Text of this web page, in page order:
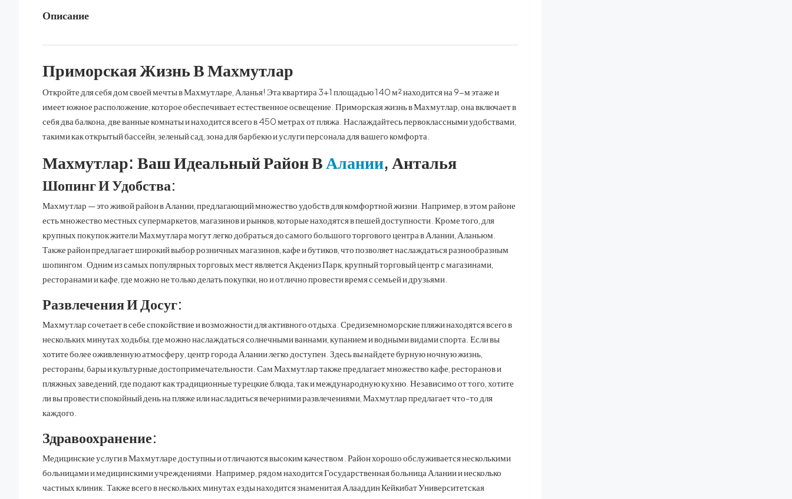
Описание
Приморская Жизнь В Махмутлар
Откройте для себя дом своей мечты в Махмутларе, Аланья! Эта квартира 3+1 площадью 140 м² находится на 9-м этаже и
имеет южное расположение, которое обеспечивает естественное освещение. Приморская жизнь в Махмутлар, она включает в
себя два балкона, две ванные комнаты и находится всего в 450 метрах от пляжа. Наслаждайтесь первоклассными удобствами,
такими как открытый бассейн, зеленый сад, зона для барбекю и услуги персонала для вашего комфорта.
Махмутлар: Ваш Идеальный Район В Алании, Анталья
Шопинг И Удобства:
Махмутлар — это живой район в Алании, предлагающий множество удобств для комфортной жизни. Например, в этом районе
есть множество местных супермаркетов, магазинов и рынков, которые находятся в пешей доступности. Кроме того, для
крупных покупок жители Махмутлара могут легко добраться до самого большого торгового центра в Алании, Аланьюм.
Также район предлагает широкий выбор розничных магазинов, кафе и бутиков, что позволяет наслаждаться разнообразным
шопингом. Одним из самых популярных торговых мест является Акдениз Парк, крупный торговый центр с магазинами,
ресторанами и кафе, где можно не только делать покупки, но и отлично провести время с семьей и друзьями.
Развлечения И Досуг:
Махмутлар сочетает в себе спокойствие и возможности для активного отдыха. Средиземноморские пляжи находятся всего в
нескольких минутах ходьбы, где можно наслаждаться солнечными ваннами, купанием и водными видами спорта. Если вы
хотите более оживленную атмосферу, центр города Алании легко доступен. Здесь вы найдете бурную ночную жизнь,
рестораны, бары и культурные достопримечательности. Сам Махмутлар также предлагает множество кафе, ресторанов и
пляжных заведений, где подают как традиционные турецкие блюда, так и международную кухню. Независимо от того, хотите
ли вы провести спокойный день на пляже или насладиться вечерними развлечениями, Махмутлар предлагает что-то для
каждого.
Здравоохранение:
Медицинские услуги в Махмутларе доступны и отличаются высоким качеством. Район хорошо обслуживается несколькими
больницами и медицинскими учреждениями. Например, рядом находится Государственная больница Алании и несколько
частных клиник. Также всего в нескольких минутах езды находится знаменитая Алааддин Кейкибат Университетская